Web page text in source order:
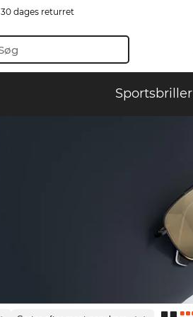
30 dages returret
Sportsbriller